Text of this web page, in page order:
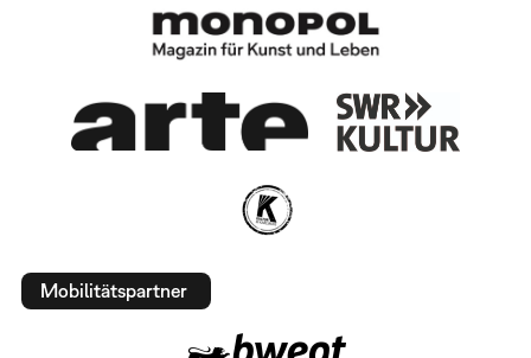
Mobilitätspartner